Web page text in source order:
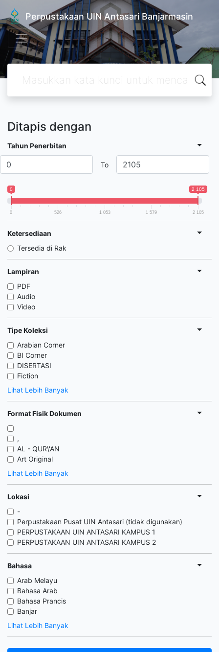
Perpustakaan UIN Antasari Banjarmasin
Ditapis dengan
Tahun Penerbitan
To
0 2 105
0 526 1 053 1 579 2 105
Ketersediaan
Tersedia di Rak
Lampiran
PDF
Audio
Video
Tipe Koleksi
Arabian Corner
BI Corner
DISERTASI
Fiction
Lihat Lebih Banyak
Format Fisik Dokumen
,
AL - QUR\'AN
Art Original
Lihat Lebih Banyak
Lokasi
-
Perpustakaan Pusat UIN Antasari (tidak digunakan)
PERPUSTAKAAN UIN ANTASARI KAMPUS 1
PERPUSTAKAAN UIN ANTASARI KAMPUS 2
Bahasa
Arab Melayu
Bahasa Arab
Bahasa Prancis
Banjar
Lihat Lebih Banyak